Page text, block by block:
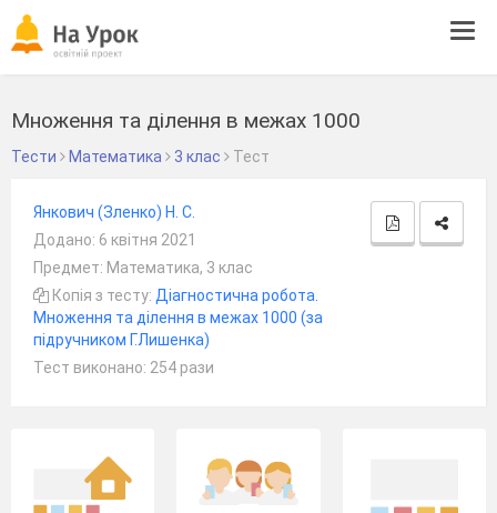
Множення та ділення в межах 1000
Тести Математика 3 клас Тест
Янкович (Зленко) Н. С.
Додано: 6 квітня 2021
Предмет: Математика, 3 клас
Копія з тесту: Діагностична робота.
Множення та ділення в межах 1000 (за
підручником Г.Лишенка)
Тест виконано: 254 рази